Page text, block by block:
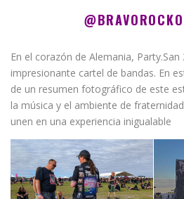
En el corazón de Alemania,
impresionante cartel de bandas. En
de un resumen fotográfico de este
la música y el ambiente de
unen en una experiencia inigualable